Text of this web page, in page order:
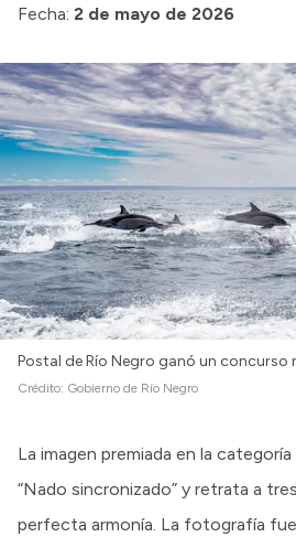
Fecha: 2 de mayo de 2026
Postal de Río Negro ganó un
Crédito: Gobierno de Río Negro
La imagen premiada en la
“Nado sincronizado” y retrata a
perfecta armonía. La fotografía